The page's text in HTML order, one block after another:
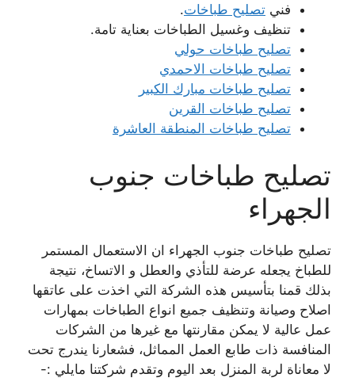
فني تصليح طباخات.
تنظيف وغسيل الطباخات بعناية تامة.
تصليح طباخات حولي
تصليح طباخات الاحمدي
تصليح طباخات مبارك الكبير
تصليح طباخات القرين
تصليح طباخات المنطقة العاشرة
تصليح طباخات جنوب
الجهراء
تصليح طباخات جنوب الجهراء ان الاستعمال المستمر
للطباخ يجعله عرضة للتأذي والعطل و الاتساخ، نتيجة
بذلك قمنا بتأسيس هذه الشركة التي اخذت على عاتقها
اصلاح وصيانة وتنظيف جميع انواع الطباخات بمهارات
عمل عالية لا يمكن مقارنتها مع غيرها من الشركات
المنافسة ذات طابع العمل المماثل، فشعارنا يندرج تحت
لا معاناة لربة المنزل بعد اليوم وتقدم شركتنا مايلي :-